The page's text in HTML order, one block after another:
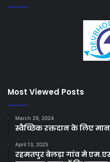
Most Viewed Posts
March 29, 2024
स्वैच्छिक रक्तदान के लिए
April 13, 2025
रहमतपुर बेलड़ा गांव मे